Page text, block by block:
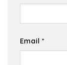
Email *